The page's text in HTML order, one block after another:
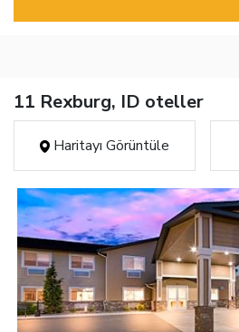
11 Rexburg, ID oteller
Haritayı Görüntüle